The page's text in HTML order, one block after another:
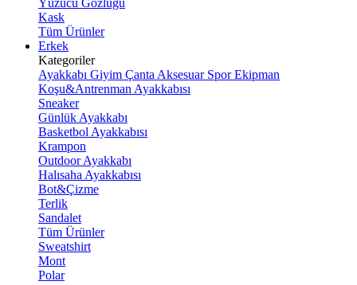
Yüzücü Gözlüğü
Kask
Tüm Ürünler
Erkek
Kategoriler
Ayakkabı Giyim Çanta Aksesuar Spor Ekipman
Koşu&Antrenman Ayakkabısı
Sneaker
Günlük Ayakkabı
Basketbol Ayakkabısı
Krampon
Outdoor Ayakkabı
Halısaha Ayakkabısı
Bot&Çizme
Terlik
Sandalet
Tüm Ürünler
Sweatshirt
Mont
Polar